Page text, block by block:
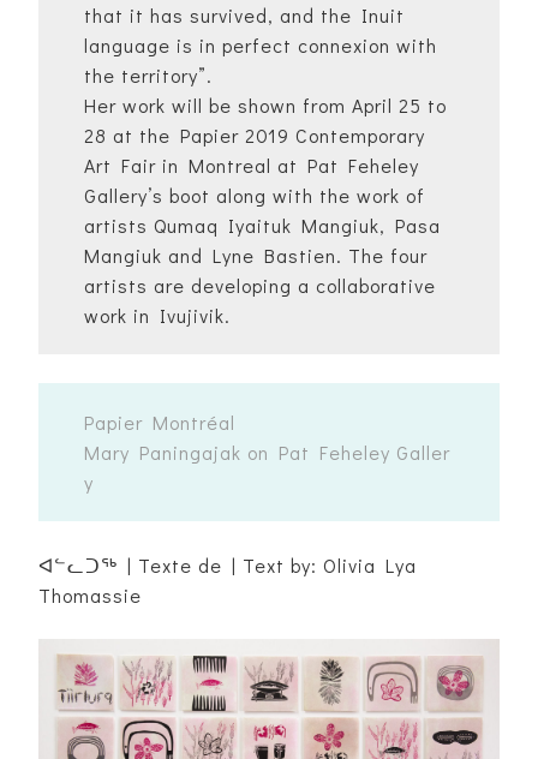
that it has survived, and the Inuit
language is in perfect connexion with
the territory”.
Her work will be shown from April 25 to
28 at the Papier 2019 Contemporary
Art Fair in Montreal at Pat Feheley
Gallery’s boot along with the work of
artists Qumaq Iyaituk Mangiuk, Pasa
Mangiuk and Lyne Bastien. The four
artists are developing a collaborative
work in Ivujivik.
Papier Montréal
Mary Paningajak on Pat Feheley Galler
y
ᐊᓪᓚᑐᖅ | Texte de | Text by: Olivia Lya
Thomassie